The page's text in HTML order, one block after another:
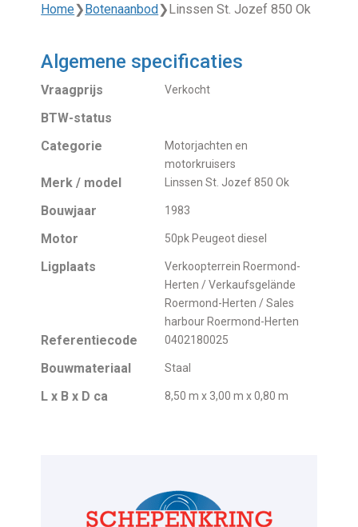
Home❯Botenaanbod❯Linssen St. Jozef 850 Ok
Algemene specificaties
Vraagprijs Verkocht
BTW-status
Categorie
Motorjachten en
motorkruisers
Merk / model Linssen St. Jozef 850 Ok
Bouwjaar 1983
Motor 50pk Peugeot diesel
Ligplaats
Verkoopterrein Roermond-
Herten / Verkaufsgelände
Roermond-Herten / Sales
harbour Roermond-Herten
Referentiecode 0402180025
Bouwmateriaal Staal
L x B x D ca 8,50 m x 3,00 m x 0,80 m